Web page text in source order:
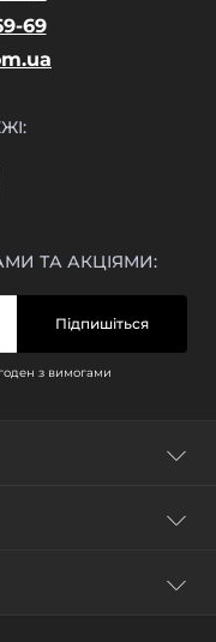
69
ТА АКЦІЯМИ:
Підпишіться
з вимогами